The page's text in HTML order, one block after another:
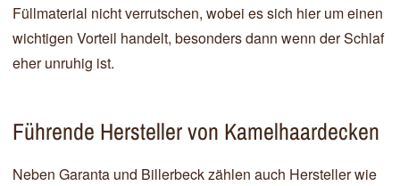
Füllmaterial nicht verrutschen, wobei es sich hier um einen
wichtigen Vorteil handelt, besonders dann wenn der Schlaf
eher unruhig ist.
Führende Hersteller von Kamelhaardecken
Neben Garanta und Billerbeck zählen auch Hersteller wie